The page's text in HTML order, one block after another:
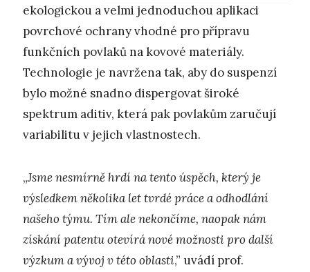
ekologickou a velmi jednoduchou aplikaci
povrchové ochrany vhodné pro přípravu
funkčních povlaků na kovové materiály.
Technologie je navržena tak, aby do suspenzí
bylo možné snadno dispergovat široké
spektrum aditiv, která pak povlakům zaručují
variabilitu v jejich vlastnostech.
„Jsme nesmírně hrdí na tento úspěch, který je
výsledkem několika let tvrdé práce a odhodlání
našeho týmu. Tím ale nekončíme, naopak nám
získání patentu otevírá nové možnosti pro další
výzkum a vývoj v této oblasti,” uvádí prof.